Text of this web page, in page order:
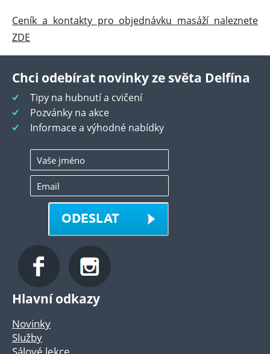
Ceník a kontakty pro objednávku masáží naleznete
ZDE
Chci odebírat novinky ze světa Delfína
Tipy na hubnutí a cvičení
Pozvánky na akce
Informace a výhodné nabídky
ODESLAT
Hlavní odkazy
Novinky
Služby